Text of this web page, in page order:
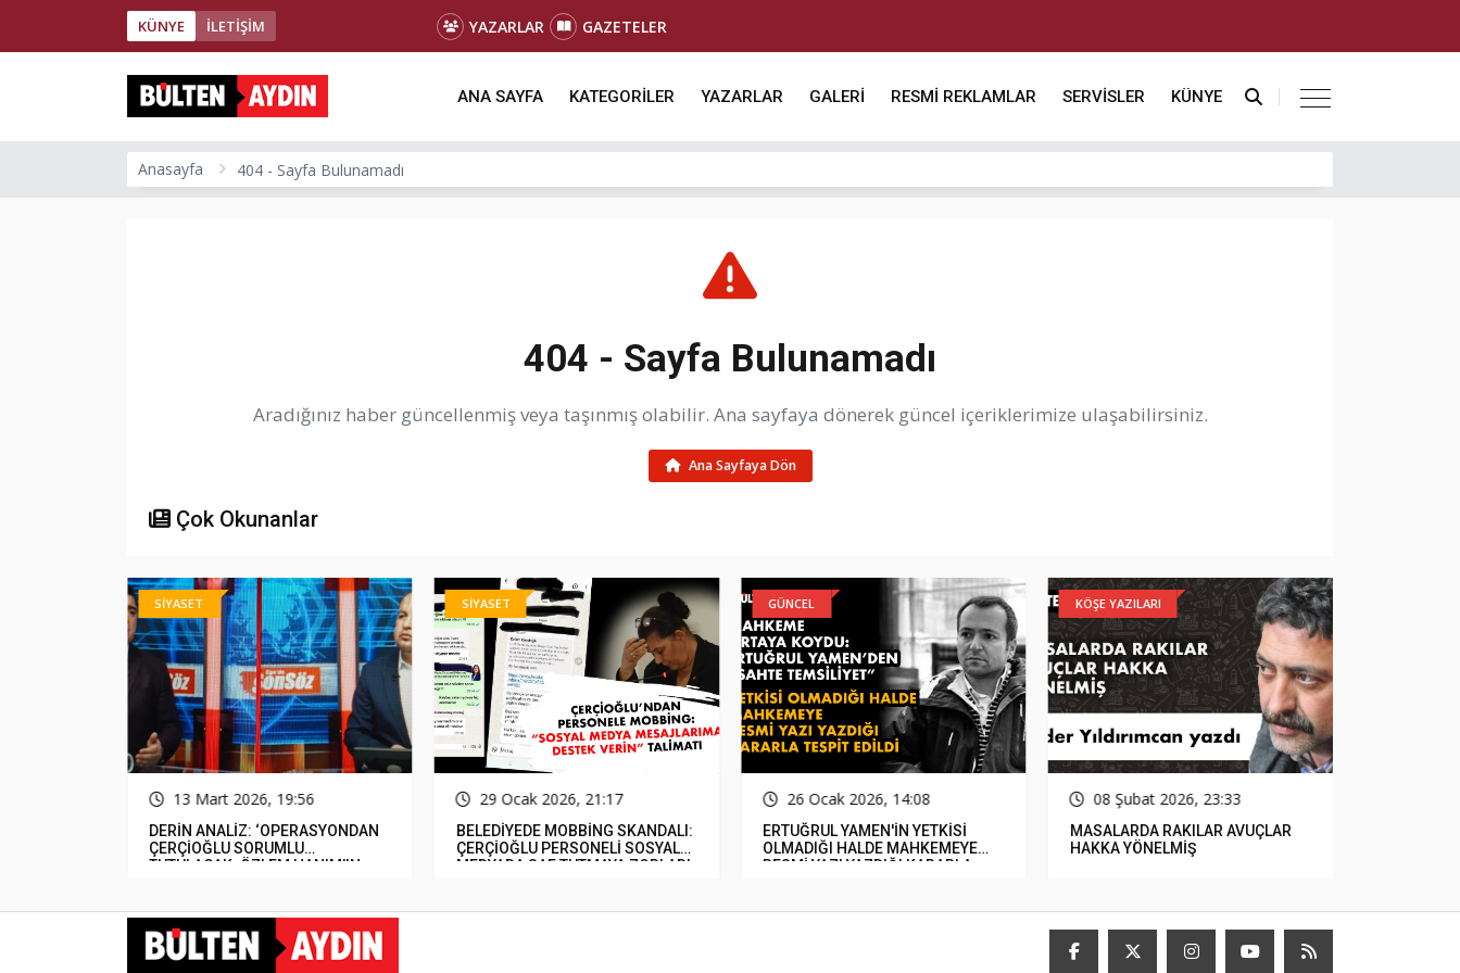
KÜNYE İLETİŞİM YAZARLAR GAZETELER
ANA SAYFA KATEGORİLER YAZARLAR GALERİ RESMİ REKLAMLAR SERVİSLER KÜNYE
Anasayfa 404 - Sayfa Bulunamadı
404 - Sayfa Bulunamadı
Aradığınız haber güncellenmiş veya taşınmış olabilir. Ana sayfaya dönerek güncel içeriklerimize ulaşabilirsiniz.
Ana Sayfaya Dön
Çok Okunanlar
SİYASET
13 Mart 2026, 19:56
DERİN ANALİZ: ‘OPERASYONDAN
ÇERÇİOĞLU SORUMLU
TUTULACAK. ÖZLEM HANIM’IN
SİYASET
29 Ocak 2026, 21:17
BELEDİYEDE MOBBİNG SKANDALI:
ÇERÇİOĞLU PERSONELİ SOSYAL
MEDYADA SAF TUTMAYA ZORLADI
GÜNCEL
26 Ocak 2026, 14:08
ERTUĞRUL YAMEN'İN YETKİSİ
OLMADIĞI HALDE MAHKEMEYE
RESMİ YAZI YAZDIĞI KARARLA
KÖŞE YAZILARI
08 Şubat 2026, 23:33
MASALARDA RAKILAR AVUÇLAR
HAKKA YÖNELMİŞ